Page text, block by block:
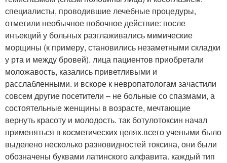
специалисты, проводившие лечебные процедуры,
отметили необычное побочное действие: после
инъекций у больных разглаживались мимические
морщины (к примеру, становились незаметными складки
у рта и между бровей). лица пациентов приобретали
моложавость, казались приветливыми и
расслабленными. и вскоре к невропатологам зачастили
совсем другие посетители – не больные со спазмами, а
состоятельные женщины в возрасте, мечтающие
вернуть красоту и молодость. так ботулотоксин начал
применяться в косметических целях.всего учеными было
выделено несколько разновидностей токсина, они были
обозначены буквами латинского алфавита. каждый тип